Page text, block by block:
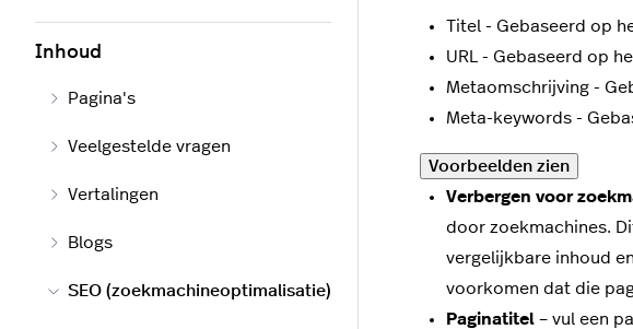
Titel - Gebaseerd op
URL - Gebaseerd op
Metaomschrijving -
Meta-keywords -
Voorbeelden zien
Verbergen voor
door zoekmachines.
vergelijkbare inhoud
voorkomen dat die
Paginatitel – vul een
Inhoud
Pagina's
Veelgestelde vragen
Vertalingen
Blogs
SEO (zoekmachineoptimalisatie)